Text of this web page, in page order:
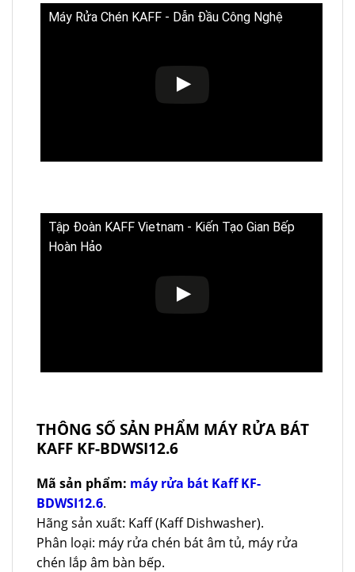
Máy Rửa Chén KAFF - Dẫn Đầu Công Nghệ
Tập Đoàn KAFF Vietnam - Kiến Tạo Gian Bếp
Hoàn Hảo
THÔNG SỐ SẢN PHẨM MÁY RỬA BÁT
KAFF KF-BDWSI12.6
Mã sản phẩm: máy rửa bát Kaff KF-
BDWSI12.6.
Hãng sản xuất: Kaff (Kaff Dishwasher).
Phân loại: máy rửa chén bát âm tủ, máy rửa
chén lắp âm bàn bếp.